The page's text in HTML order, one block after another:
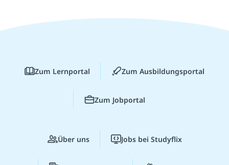
Zum Lernportal Zum Ausbildungsportal
Zum Jobportal
Über uns Jobs bei Studyflix